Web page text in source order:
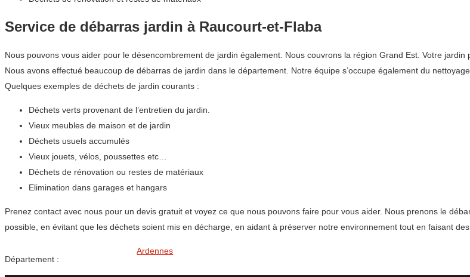
Service de débarras jardin à Raucourt-et-Flaba
Nous pouvons vous aider pour le désencombrement de jardin également. Nous couvrons la région Grand Est. Votre
Nous avons effectué beaucoup de débarras de jardin dans le département. Notre équipe s’occupe également du
Quelques exemples de déchets de jardin courants :
Déchets verts provenant de l’entretien du jardin.
Vieux meubles de maison et de jardin
Déchets usuels accumulés
Vieux jouets, vélos, poussettes etc…
Déchets de rénovation ou restes de matériaux
Elimination dans garages et hangars
Prenez contact avec nous pour un devis gratuit et voyez ce que nous pouvons faire pour vous aider. Nous prenons le
possible, en évitant que les déchets soient mis en décharge, en aidant à préserver notre environnement tout en faisant des
Département :
Ardennes